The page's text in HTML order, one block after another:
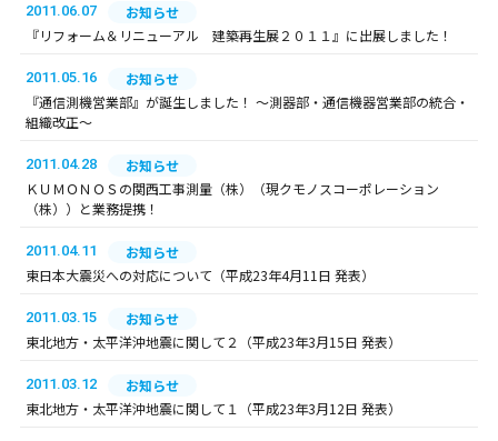
2011.06.07
お知らせ
『リフォーム＆リニューアル 建築再生展２０１１』に出展しました！
2011.05.16
お知らせ
『通信測機営業部』が誕生しました！ ～測器部・通信機器営業部の統合・
組織改正～
2011.04.28
お知らせ
ＫＵＭＯＮＯＳの関西工事測量（株）（現クモノスコーポレーション
（株））と業務提携！
2011.04.11
お知らせ
東日本大震災への対応について（平成23年4月11日 発表）
2011.03.15
お知らせ
東北地方・太平洋沖地震に関して２（平成23年3月15日 発表）
2011.03.12
お知らせ
東北地方・太平洋沖地震に関して１（平成23年3月12日 発表）